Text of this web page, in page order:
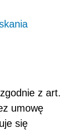
z art.
umowę
się